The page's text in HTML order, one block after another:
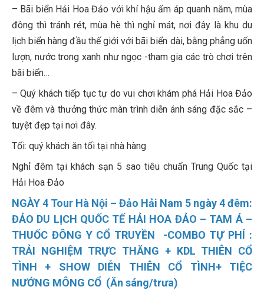
– Bãi biển Hải Hoa Đảo với khí hậu ấm áp quanh năm, mùa
đông thì tránh rét, mùa hè thì nghỉ mát, nơi đây là khu du
lịch biển hàng đầu thế giới với bãi biển dài, bằng phẳng uốn
lượn, nước trong xanh như ngọc -tham gia các trò chơi trên
bãi biển…
– Quý khách tiếp tục tự do vui chơi khám phá Hải Hoa Đảo
về đêm và thưởng thức màn trình diễn ánh sáng đặc sắc –
tuyệt đẹp tại nơi đây.
Tối: quý khách ăn tối tại nhà hàng
Nghỉ đêm tại khách sạn 5 sao tiêu chuẩn Trung Quốc tại
Hải Hoa Đảo
NGÀY 4 Tour Hà Nội – Đảo Hải Nam 5 ngày 4 đêm:
ĐẢO DU LỊCH QUỐC TẾ HẢI HOA ĐẢO – TAM Á –
THUỐC ĐÔNG Y CỔ TRUYỀN -COMBO TỰ PHÍ :
TRẢI NGHIỆM TRỰC THĂNG + KDL THIÊN CỔ
TÌNH + SHOW DIỄN THIÊN CỔ TÌNH+ TIỆC
NƯỚNG MÔNG CỔ (Ăn sáng/trưa)